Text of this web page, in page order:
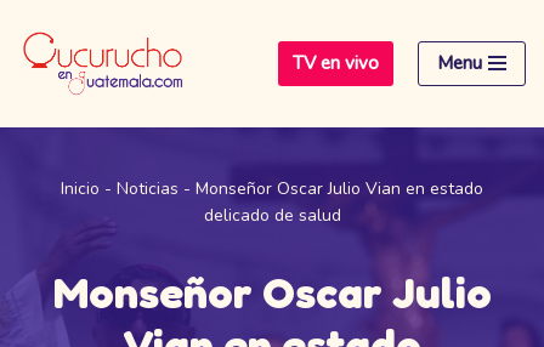
Saltar
contenido
TV en vivo Menu
Inicio - Noticias - Monseñor Oscar Julio Vian en estado
delicado de salud
Monseñor Oscar Julio